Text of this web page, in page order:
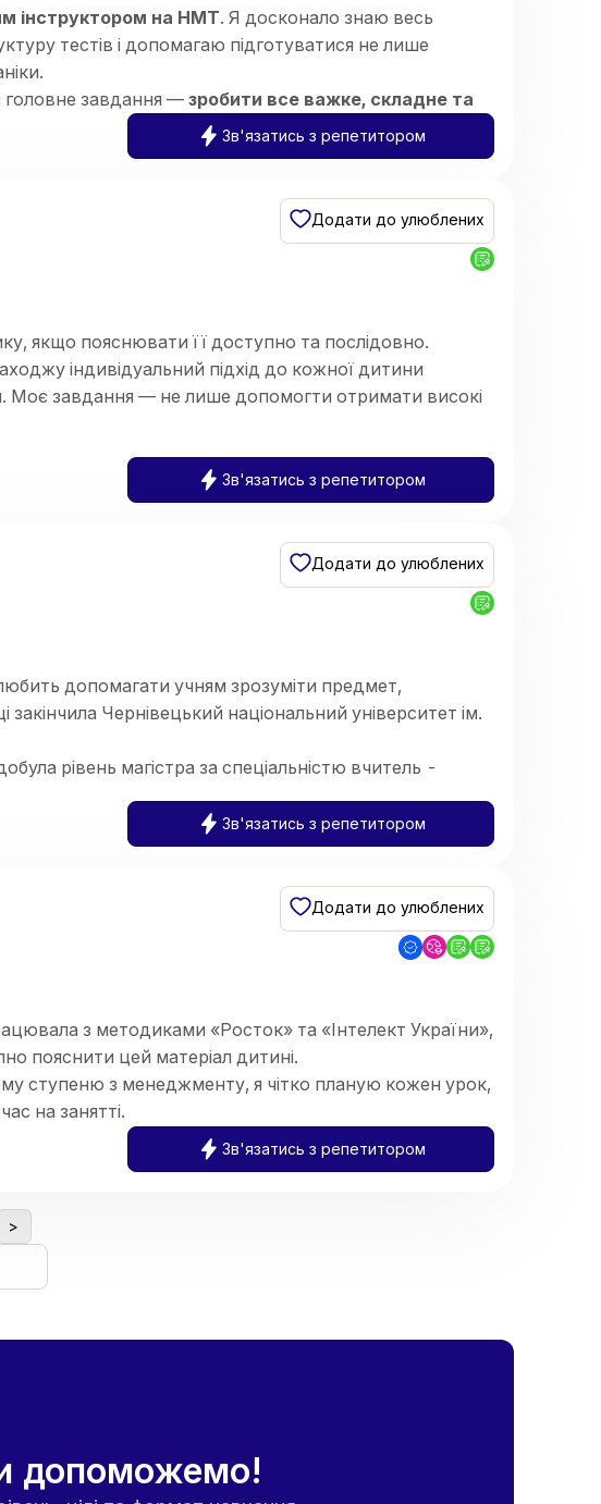
інструктором на НМТ. Я досконало знаю весь
тестів і допомагаю підготуватися не лише
завдання —зробити все важке, складне та
для вашої дитини
.
роками системою:
Зв'язатись з репетитором
Додати до улюблених
якщо пояснювати її доступно та послідовно.
індивідуальний підхід до кожної дитини
Моє завдання — не лише допомогти отримати високі
в закладі загальної середньої освіти.
з учнями. Працюю з учнями 5–11 класів,
Зв'язатись з репетитором
Додати до улюблених
допомагати учням зрозуміти предмет,
Чернівецький національний університет ім.
рівень магістра за спеціальністю вчитель -
Зв'язатись з репетитором
Додати до улюблених
з методиками «Росток» та «Інтелект України»,
пояснити цей матеріал дитині.
ступеню з менеджменту, я чітко планую кожен урок,
на занятті.
темп дитини, щоб навчання було результативним,
Зв'язатись з репетитором
>
допоможемо!